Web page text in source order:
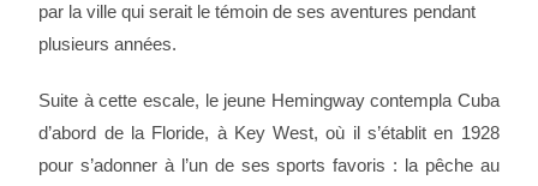
par la ville qui serait le témoin de ses aventures pendant
plusieurs années.
Suite à cette escale, le jeune Hemingway contempla Cuba
d’abord de la Floride, à Key West, où il s’établit en 1928
pour s’adonner à l’un de ses sports favoris : la pêche au